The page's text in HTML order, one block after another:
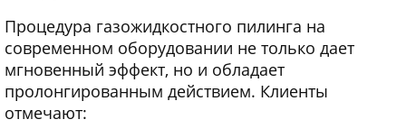
Процедура газожидкостного пилинга на
современном оборудовании не только дает
мгновенный эффект, но и обладает
пролонгированным действием. Клиенты
отмечают: